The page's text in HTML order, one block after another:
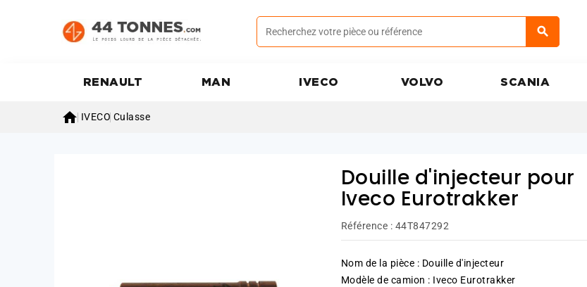
RENAULT MAN IVECO VOLVO SCANIA
 IVECO Culasse
Douille d'injecteur pour
Iveco Eurotrakker
Référence : 44T847292
Nom de la pièce : Douille d'injecteur
Modèle de camion : Iveco Eurotrakker